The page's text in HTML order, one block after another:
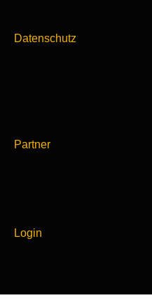
Datenschutz
Partner
Login